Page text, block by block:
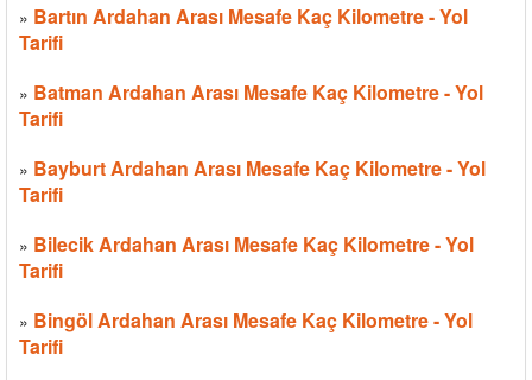
» Bartın Ardahan Arası Mesafe Kaç Kilometre - Yol
Tarifi
» Batman Ardahan Arası Mesafe Kaç Kilometre - Yol
Tarifi
» Bayburt Ardahan Arası Mesafe Kaç Kilometre - Yol
Tarifi
» Bilecik Ardahan Arası Mesafe Kaç Kilometre - Yol
Tarifi
» Bingöl Ardahan Arası Mesafe Kaç Kilometre - Yol
Tarifi